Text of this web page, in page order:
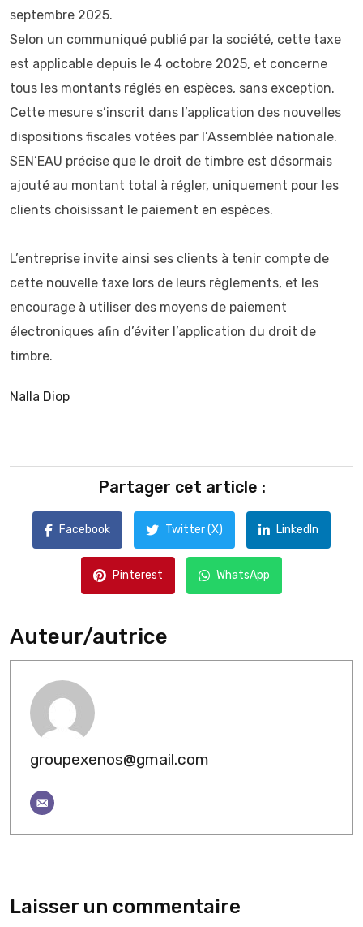
septembre 2025.
Selon un communiqué publié par la société, cette taxe
est applicable depuis le 4 octobre 2025, et concerne
tous les montants réglés en espèces, sans exception.
Cette mesure s’inscrit dans l’application des nouvelles
dispositions fiscales votées par l’Assemblée nationale.
SEN’EAU précise que le droit de timbre est désormais
ajouté au montant total à régler, uniquement pour les
clients choisissant le paiement en espèces.
L’entreprise invite ainsi ses clients à tenir compte de
cette nouvelle taxe lors de leurs règlements, et les
encourage à utiliser des moyens de paiement
électroniques afin d’éviter l’application du droit de
timbre.
Nalla Diop
Partager cet article :
Facebook Twitter (X) LinkedIn
Pinterest WhatsApp
Auteur/autrice
groupexenos@gmail.com
Laisser un commentaire